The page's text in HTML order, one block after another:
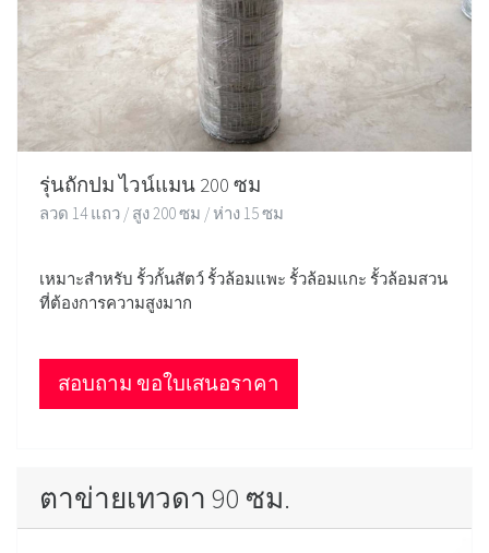
รุ่นถักปม ไวน์แมน 200 ซม
ลวด 14 แถว / สูง 200 ซม / ห่าง 15 ซม
เหมาะสำหรับ รั้วกั้นสัตว์ รั้วล้อมแพะ รั้วล้อมแกะ รั้วล้อมสวน
ที่ต้องการความสูงมาก
สอบถาม ขอใบเสนอราคา
ตาข่ายเทวดา 90 ซม.